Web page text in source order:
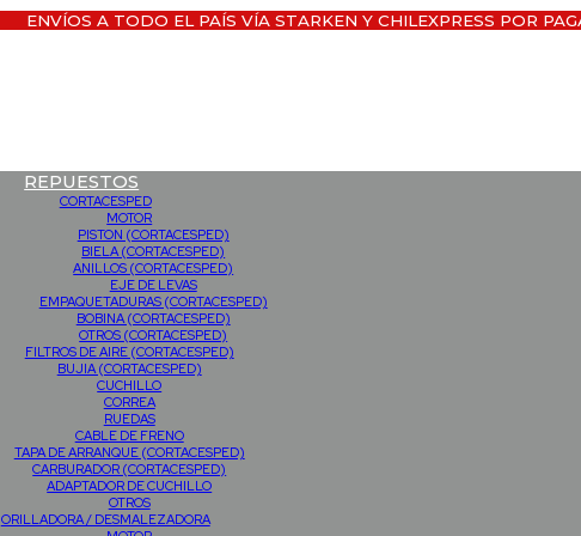
ENVÍOS A TODO EL PAÍS VÍA STARKEN Y CHILEXPRESS POR
REPUESTOS
CORTACESPED
MOTOR
PISTON (CORTACESPED)
BIELA (CORTACESPED)
ANILLOS (CORTACESPED)
EJE DE LEVAS
EMPAQUETADURAS (CORTACESPED)
BOBINA (CORTACESPED)
OTROS (CORTACESPED)
FILTROS DE AIRE (CORTACESPED)
BUJIA (CORTACESPED)
CUCHILLO
CORREA
RUEDAS
CABLE DE FRENO
TAPA DE ARRANQUE (CORTACESPED)
CARBURADOR (CORTACESPED)
ADAPTADOR DE CUCHILLO
OTROS
ORILLADORA / DESMALEZADORA